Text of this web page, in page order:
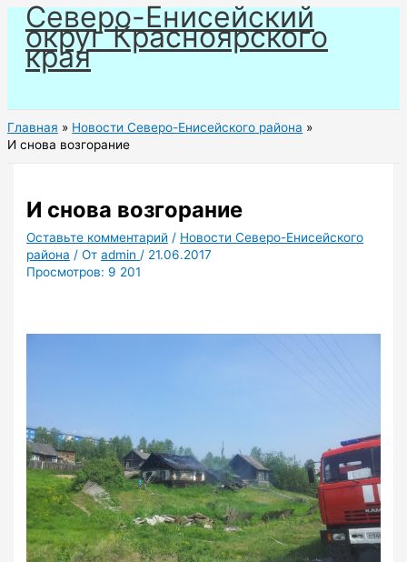
Перейти
содержимому
Северо-Енисейский
округ Красноярского
края
Главная
Новости Северо-Енисейского района
И снова возгорание
И снова возгорание
Оставьте комментарий / Новости Северо-Енисейского
района / Отadmin / 21.06.2017
Просмотров: 9 201